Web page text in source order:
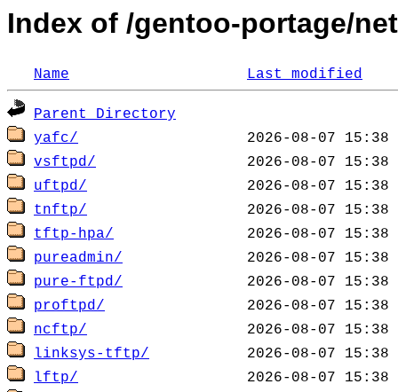
Index of /gentoo-portage/
Name Last modified
Parent Directory
yafc/
vsftpd/
uftpd/
tnftp/
tftp-hpa/
pureadmin/
pure-ftpd/
proftpd/
ncftp/
linksys-tftp/
lftp/